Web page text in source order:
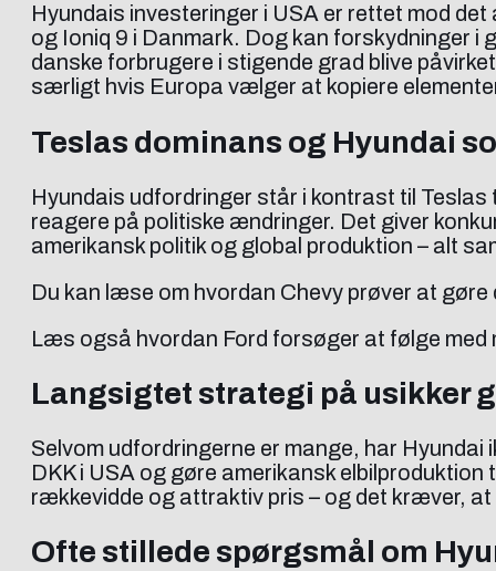
Hyundais investeringer i USA er rettet mod
og Ioniq 9 i Danmark. Dog kan forskydninger
danske forbrugere i stigende grad blive
særligt hvis Europa vælger at kopiere
Teslas dominans og Hyundai
Hyundais udfordringer står i kontrast til
reagere på politiske ændringer. Det giver
amerikansk politik og global produktion – alt
Du kan læse om hvordan Chevy prøver at gøre
Læs også hvordan Ford forsøger at følge med
Langsigtet strategi på usikker
Selvom udfordringerne er mange, har
DKK i USA og gøre amerikansk
rækkevidde og attraktiv pris – og det kræver, at
Ofte stillede spørgsmål om